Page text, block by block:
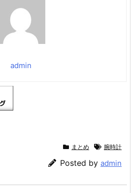
admin
まとめ 腕時計
Posted by admin